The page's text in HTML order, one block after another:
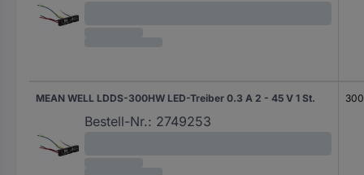
MEAN WELL LDDS-300HW LED-Treiber 0.3 A 2 - 45 V 1 St.
Bestell-Nr.: 2749253